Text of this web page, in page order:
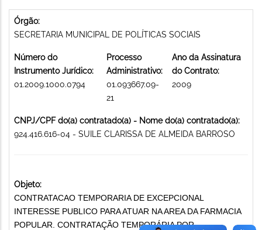
Órgão:
SECRETARIA MUNICIPAL DE POLÍTICAS SOCIAIS
Número do
Instrumento Jurídico:
01.2009.1000.0794
Processo
Administrativo:
01.093667.09-
21
Ano da Assinatura
do Contrato:
2009
CNPJ/CPF do(a) contratado(a) - Nome do(a) contratado(a):
924.416.616-04 - SUILE CLARISSA DE ALMEIDA BARROSO
Objeto:
CONTRATACAO TEMPORARIA DE EXCEPCIONAL
INTERESSE PUBLICO PARA ATUAR NA AREA DA FARMACIA
POPULAR. CONTRATAÇÃO TEMPORÁRIA POR